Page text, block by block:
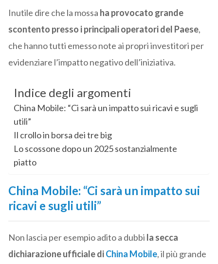
Inutile dire che la mossa ha provocato grande
scontento presso i principali operatori del Paese,
che hanno tutti emesso note ai propri investitori per
evidenziare l’impatto negativo dell’iniziativa.
Indice degli argomenti
China Mobile: “Ci sarà un impatto sui ricavi e sugli
utili”
Il crollo in borsa dei tre big
Lo scossone dopo un 2025 sostanzialmente
piatto
China Mobile: “Ci sarà un impatto sui
ricavi e sugli utili”
Non lascia per esempio adito a dubbi la secca
dichiarazione ufficiale diChina Mobile, il più grande